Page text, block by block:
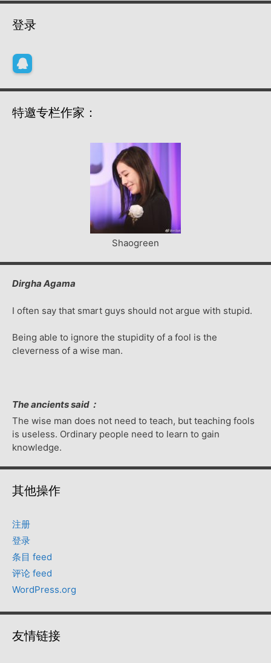
登录
特邀专栏作家：
Shaogreen
Dirgha Agama
I often say that smart guys should not argue with stupid.
Being able to ignore the stupidity of a fool is the
cleverness of a wise man.
The ancients said：
The wise man does not need to teach, but teaching fools
is useless. Ordinary people need to learn to gain
knowledge.
其他操作
注册
登录
条目 feed
评论 feed
WordPress.org
友情链接